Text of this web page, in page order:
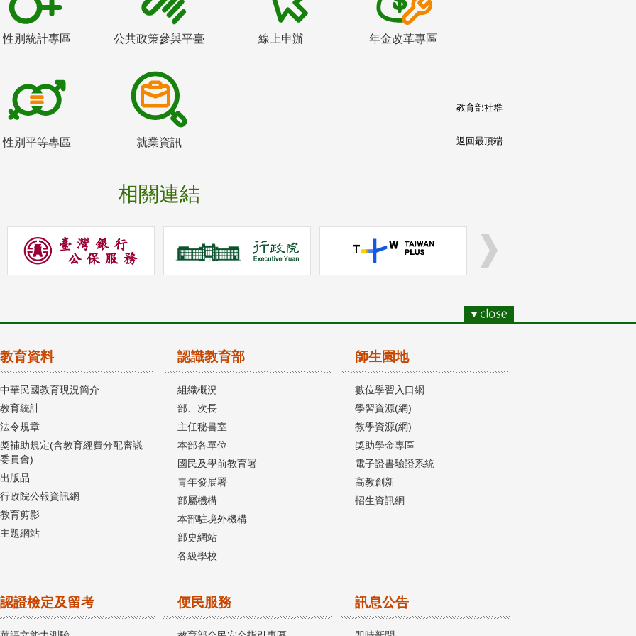
性別統計專區 公共政策參與平臺 線上申辦 年金改革專區
性別平等專區 就業資訊
相關連結
教育部社群
返回最頂端
教育資料
中華民國教育現況簡介
教育統計
法令規章
獎補助規定(含教育經費分配審議
委員會)
出版品
行政院公報資訊網
教育剪影
主題網站
認識教育部
組織概況
部、次長
主任秘書室
本部各單位
國民及學前教育署
青年發展署
部屬機構
本部駐境外機構
部史網站
各級學校
師生園地
數位學習入口網
學習資源(網)
教學資源(網)
獎助學金專區
電子證書驗證系統
高教創新
招生資訊網
認證檢定及留考 便民服務 訊息公告